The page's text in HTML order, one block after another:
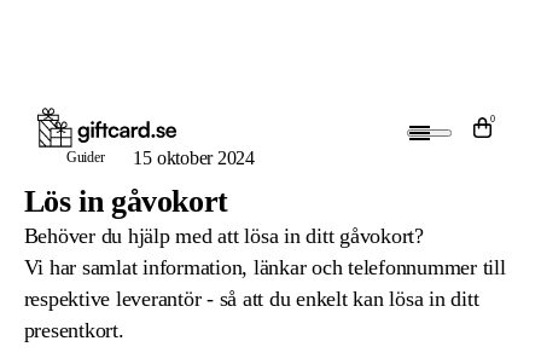
0
Guider 15 oktober 2024
Lös in gåvokort
Behöver du hjälp med att lösa in ditt gåvokort?
Vi har samlat information, länkar och telefonnummer till
respektive leverantör - så att du enkelt kan lösa in ditt
presentkort.